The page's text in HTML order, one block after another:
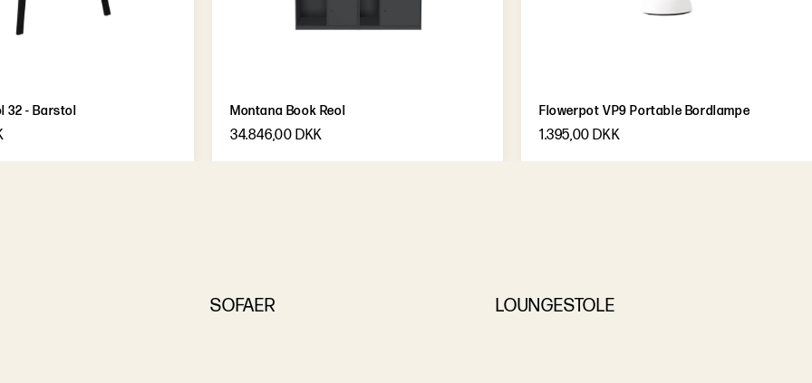
32 - Barstol Montana Book Reol
34.846,00 DKK
Flowerpot VP9 Portable Bordlampe
1.395,00 DKK
SOFAER LOUNGESTOLE